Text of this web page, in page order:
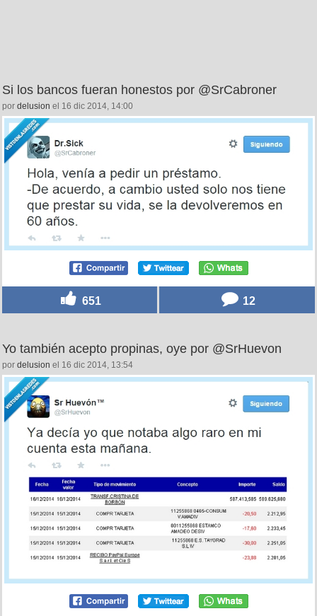
Si los bancos fueran honestos por @SrCabroner
por delusion el 16 dic 2014, 14:00
651 12
Yo también acepto propinas, oye por @SrHuevon
por delusion el 16 dic 2014, 13:54